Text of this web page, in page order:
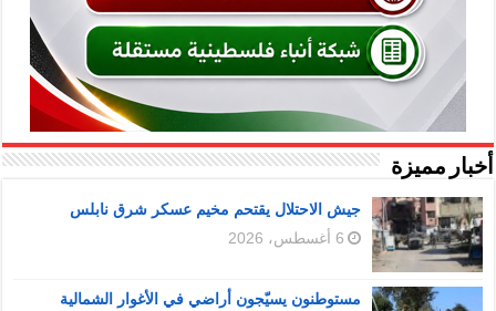
أخبار مميزة
جيش الاحتلال يقتحم مخيم عسكر شرق نابلس
6 أغسطس، 2026
مستوطنون يسيّجون أراضي في الأغوار الشمالية